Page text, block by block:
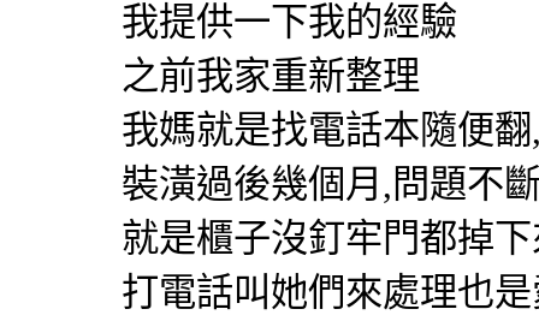
我提供一下我的經驗
之前我家重新整理
我媽就是找電話本隨便
裝潢過後幾個月,問題不
就是櫃子沒釘牢門都掉
打電話叫她們來處理也